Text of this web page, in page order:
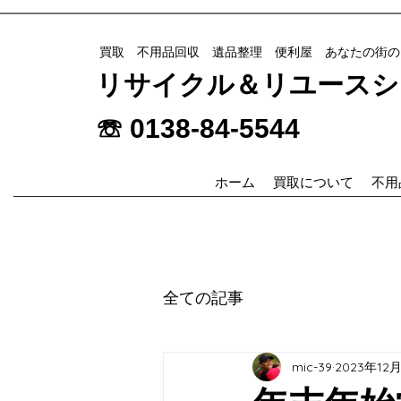
リサイクル＆リユース
☏ 0138-84-5544
買取 不用品回収 遺品整理 便利屋 あなたの街の
ホーム 買取について 不用
全ての記事
mic-39 2023年12